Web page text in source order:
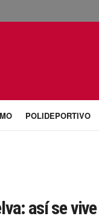
POLIDEPORTIVO
así se